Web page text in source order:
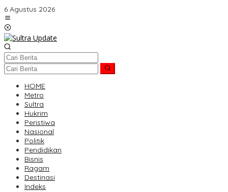
Lewati
ke
konten
6 Agustus 2026
HOME
Metro
Sultra
Hukrim
Peristiwa
Nasional
Politik
Pendidikan
Bisnis
Ragam
Destinasi
Indeks